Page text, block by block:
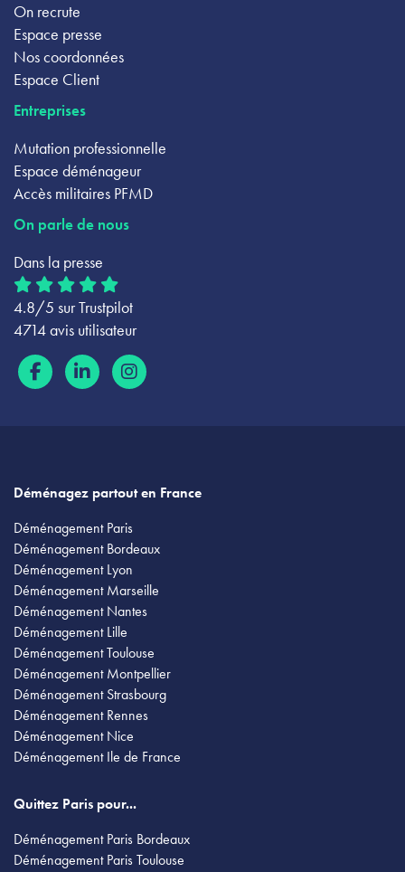
On recrute
Espace presse
Nos coordonnées
Espace Client
Entreprises
Mutation professionnelle
Espace déménageur
Accès militaires PFMD
On parle de nous
Dans la presse
4.8/5 sur Trustpilot
4714 avis utilisateur
Déménagez partout en France
Déménagement Paris
Déménagement Bordeaux
Déménagement Lyon
Déménagement Marseille
Déménagement Nantes
Déménagement Lille
Déménagement Toulouse
Déménagement Montpellier
Déménagement Strasbourg
Déménagement Rennes
Déménagement Nice
Déménagement Ile de France
Quittez Paris pour...
Déménagement Paris Bordeaux
Déménagement Paris Toulouse